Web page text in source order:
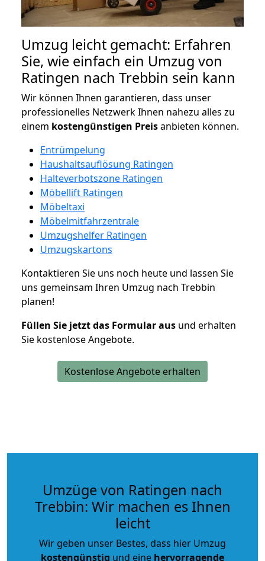
Umzug leicht gemacht: Erfahren
Sie, wie einfach ein Umzug von
Ratingen nach Trebbin sein kann
Wir können Ihnen garantieren, dass unser
professionelles Netzwerk Ihnen nahezu alles zu
einem kostengünstigen Preisanbieten können.
Entrümpelung
Haushaltsauflösung Ratingen
Halteverbotszone Ratingen
Möbellift Ratingen
Möbeltaxi
Möbelmitfahrzentrale
Umzugshelfer Ratingen
Umzugskartons
Kontaktieren Sie uns noch heute und lassen Sie
uns gemeinsam Ihren Umzug nach Trebbin
planen!
Füllen Sie jetzt das Formular aus und erhalten
Sie kostenlose Angebote.
Kostenlose Angebote erhalten
Umzüge von Ratingen nach
Trebbin: Wir machen es Ihnen
leicht
Wir geben unser Bestes, dass hier Umzug
kostengünstig und eine hervorragende